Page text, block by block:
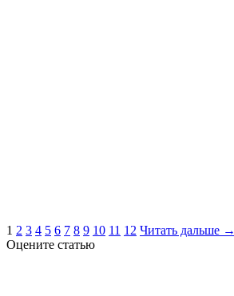
1 2 3 4 5 6 7 8 9 10 11 12 Читать дальше →
Оцените статью